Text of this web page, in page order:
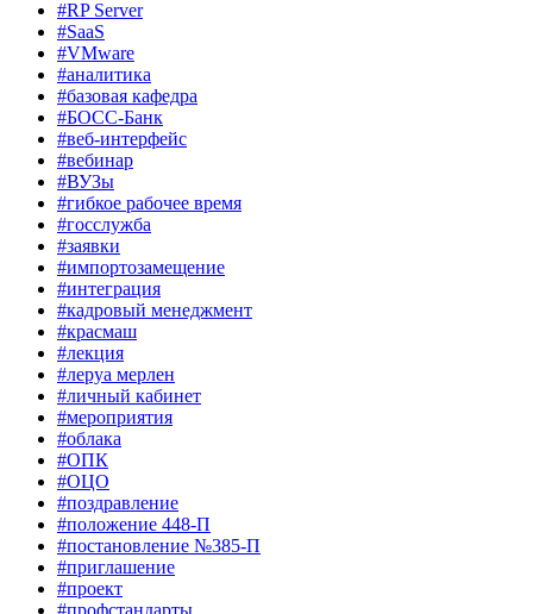
#RP Server
#SaaS
#VMware
#аналитика
#базовая кафедра
#БОСС-Банк
#веб-интерфейс
#вебинар
#ВУЗы
#гибкое рабочее время
#госслужба
#заявки
#импортозамещение
#интеграция
#кадровый менеджмент
#красмаш
#лекция
#леруа мерлен
#личный кабинет
#мероприятия
#облака
#ОПК
#ОЦО
#поздравление
#положение 448-П
#постановление №385-П
#приглашение
#проект